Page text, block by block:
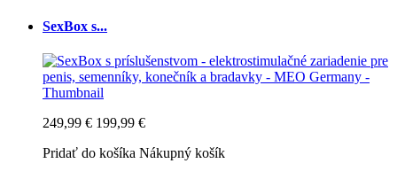
SexBox s...
249,99 € 199,99 €
Pridať do košíka Nákupný košík